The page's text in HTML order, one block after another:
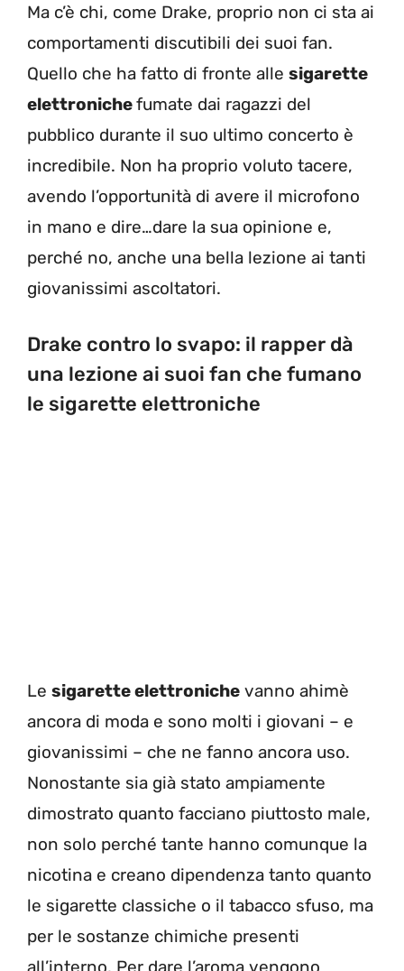
Ma c’è chi, come Drake, proprio non ci sta ai
comportamenti discutibili dei suoi fan.
Quello che ha fatto di fronte alle sigarette
elettronichefumate dai ragazzi del
pubblico durante il suo ultimo concerto è
incredibile. Non ha proprio voluto tacere,
avendo l’opportunità di avere il microfono
in mano e dire…dare la sua opinione e,
perché no, anche una bella lezione ai tanti
giovanissimi ascoltatori.
Drake contro lo svapo: il rapper dà
una lezione ai suoi fan che fumano
le sigarette elettroniche
Le sigarette elettroniche vanno ahimè
ancora di moda e sono molti i giovani – e
giovanissimi – che ne fanno ancora uso.
Nonostante sia già stato ampiamente
dimostrato quanto facciano piuttosto male,
non solo perché tante hanno comunque la
nicotina e creano dipendenza tanto quanto
le sigarette classiche o il tabacco sfuso, ma
per le sostanze chimiche presenti